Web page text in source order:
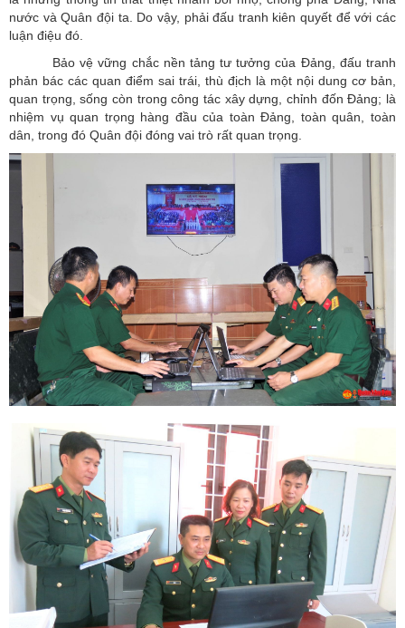
nước và Quân đội ta. Do vậy, phải đấu tranh kiên quyết để với các
luận điệu đó.
Bảo vệ vững chắc nền tảng tư tưởng của Đảng, đấu tranh
phản bác các quan điểm sai trái, thù địch là một nội dung cơ bản,
quan trọng, sống còn trong công tác xây dựng, chỉnh đốn Đảng; là
nhiệm vụ quan trọng hàng đầu của toàn Đảng, toàn quân, toàn
dân, trong đó Quân đội đóng vai trò rất quan trọng.